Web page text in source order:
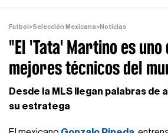
Futbol >Selección Mexicana>Noticias
"El 'Tata' Martino es uno
mejores técnicos del
Desde la MLS llegan palabras de
su estratega